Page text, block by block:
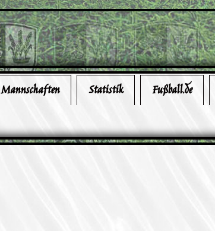
Mannschaften Statistik Fußball.de